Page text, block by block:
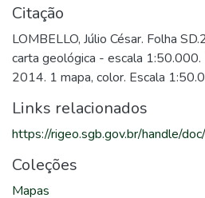
Citação
LOMBELLO, Júlio César. Folha
carta geológica - escala
2014. 1 mapa, color. Escala
Links relacionados
https://rigeo.sgb.gov.br/handle/
Coleções
Mapas